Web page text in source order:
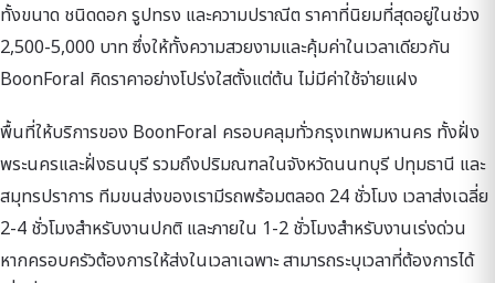
ทั้งขนาด ชนิดดอก รูปทรง และความปราณีต ราคาที่นิยมที่สุดอยู่ในช่วง
2,500-5,000 บาท ซึ่งให้ทั้งความสวยงามและคุ้มค่าในเวลาเดียวกัน
BoonForal คิดราคาอย่างโปร่งใสตั้งแต่ต้น ไม่มีค่าใช้จ่ายแฝง
พื้นที่ให้บริการของ BoonForal ครอบคลุมทั่วกรุงเทพมหานคร ทั้งฝั่ง
พระนครและฝั่งธนบุรี รวมถึงปริมณฑลในจังหวัดนนทบุรี ปทุมธานี และ
สมุทรปราการ ทีมขนส่งของเรามีรถพร้อมตลอด 24 ชั่วโมง เวลาส่งเฉลี่ย
2-4 ชั่วโมงสำหรับงานปกติ และภายใน 1-2 ชั่วโมงสำหรับงานเร่งด่วน
หากครอบครัวต้องการให้ส่งในเวลาเฉพาะ สามารถระบุเวลาที่ต้องการได้